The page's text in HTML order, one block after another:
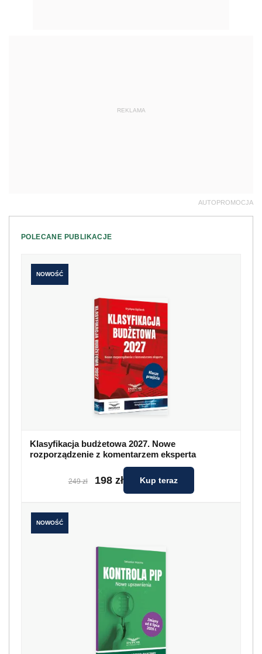
REKLAMA
AUTOPROMOCJA
POLECANE PUBLIKACJE
NOWOŚĆ
Klasyfikacja budżetowa 2027. Nowe
rozporządzenie z komentarzem eksperta
249 zł 198 zł Kup teraz
NOWOŚĆ